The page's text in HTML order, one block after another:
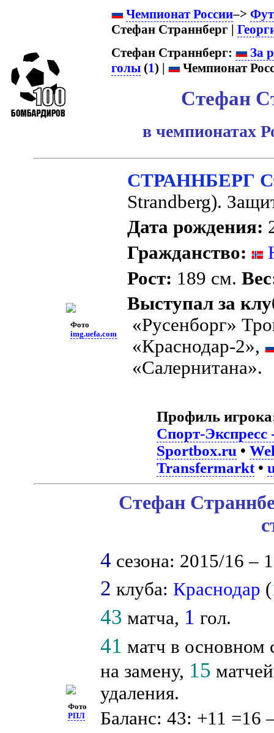
Чемпионат России–>
Стефан Страннберг |
Стефан Страннберг:
За
голы (1) | Чемпионат
Стефан
в чемпионатах
Фото
img.uefa.com
СТРАННБЕРГ
Strandberg).
Дата рождения:
Гражданство:
Рост: 189 см.
Выступал за
«Русенборг»
«Краснодар-2»,
«Салернитана».
Профиль
Спорт-Экспресс
Sportbox.ru •
Transfermarkt•
Фото
РПЛ
Стефан
4 сезона: 2015/16 –
2 клуба: Краснодар (
43 матча, 1 гол.
41 матч в основном
на замену, 15
удаления.
Баланс: 43: +11 =16